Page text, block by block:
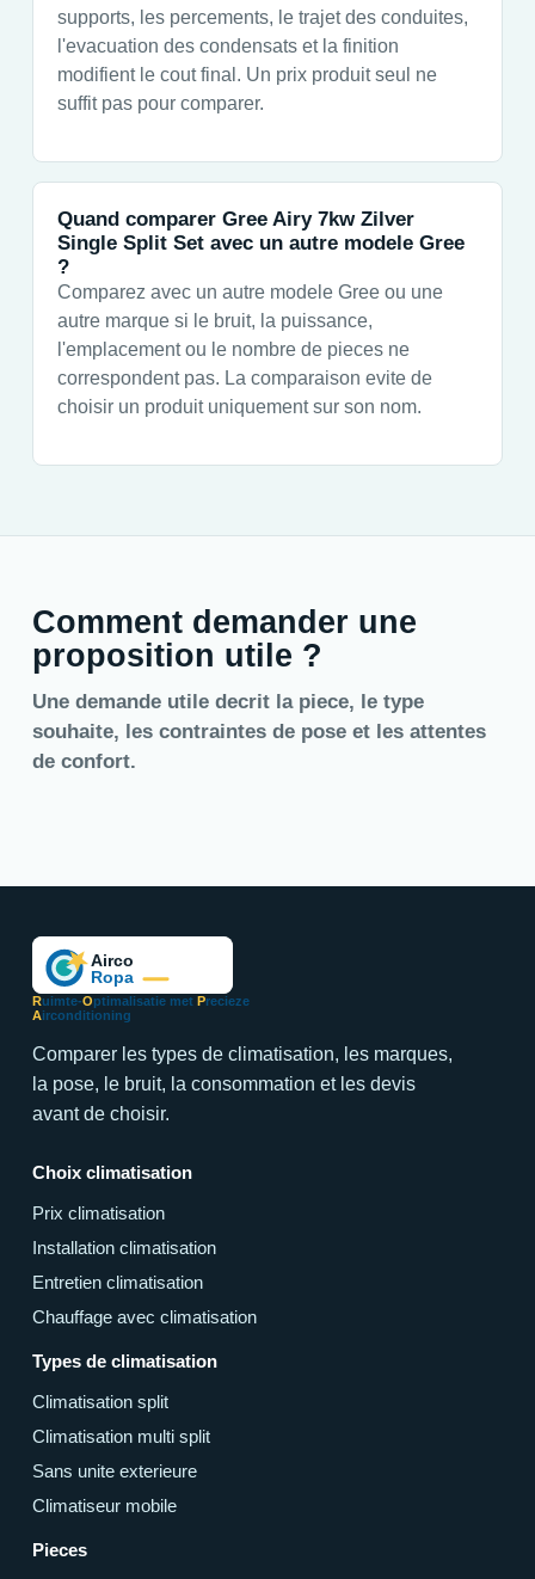
supports, les percements, le trajet des conduites,
l'evacuation des condensats et la finition
modifient le cout final. Un prix produit seul ne
suffit pas pour comparer.
Quand comparer Gree Airy 7kw Zilver
Single Split Set avec un autre modele Gree
?
Comparez avec un autre modele Gree ou une
autre marque si le bruit, la puissance,
l'emplacement ou le nombre de pieces ne
correspondent pas. La comparaison evite de
choisir un produit uniquement sur son nom.
Comment demander une
proposition utile ?
Une demande utile decrit la piece, le type
souhaite, les contraintes de pose et les attentes
de confort.
Ruimte-Optimalisatie met Precieze
Airconditioning
Comparer les types de climatisation, les marques,
la pose, le bruit, la consommation et les devis
avant de choisir.
Choix climatisation
Prix climatisation
Installation climatisation
Entretien climatisation
Chauffage avec climatisation
Types de climatisation
Climatisation split
Climatisation multi split
Sans unite exterieure
Climatiseur mobile
Pieces